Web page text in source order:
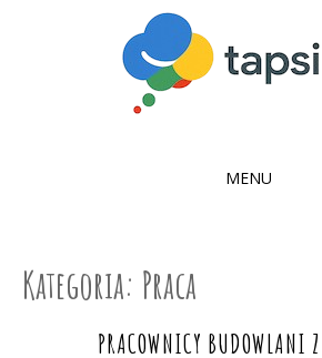
MENU
CONTENT
Kategoria: Praca
PRACOWNICY BUDOWLANI